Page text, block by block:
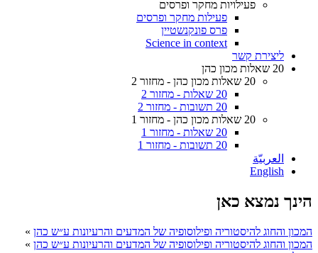
פעילויות מחקר ופרסים
פעילות מחקר ופרסים
פרס פונקנשטיין
Science in context
ליצירת קשר
20 שאלות מכון כהן
20 שאלות מכון כהן - מחזור 2
20 שאלות - מחזור 2
20 תשובות - מחזור 2
20 שאלות מכון כהן - מחזור 1
20 שאלות - מחזור 1
20 תשובות - מחזור 1
العربيّة
English
הינך נמצא כאן
המכון והחוג להיסטוריה ופילוסופיה של המדעים והרעיונות ע״ש כהן »
המכון והחוג להיסטוריה ופילוסופיה של המדעים והרעיונות ע״ש כהן »